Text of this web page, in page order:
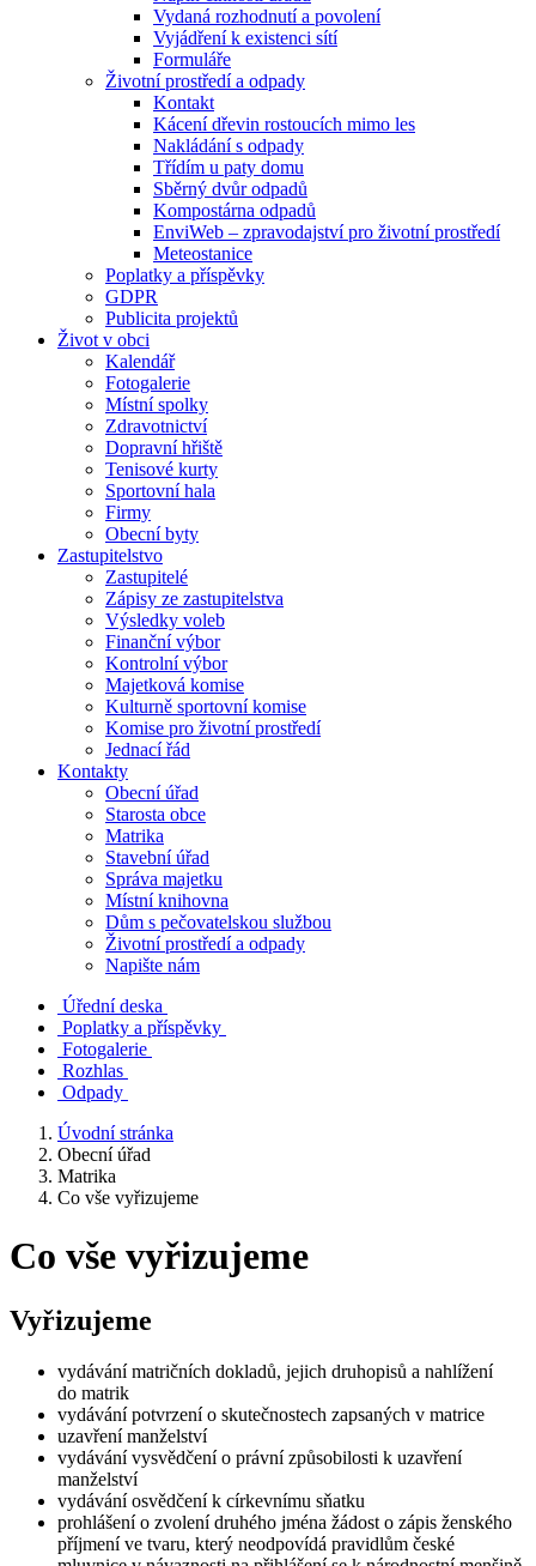
Vydaná rozhodnutí a povolení
Vyjádření k existenci sítí
Formuláře
Životní prostředí a odpady
Kontakt
Kácení dřevin rostoucích mimo les
Nakládání s odpady
Třídím u paty domu
Sběrný dvůr odpadů
Kompostárna odpadů
EnviWeb – zpravodajství pro životní prostředí
Meteostanice
Poplatky a příspěvky
GDPR
Publicita projektů
Život v obci
Kalendář
Fotogalerie
Místní spolky
Zdravotnictví
Dopravní hřiště
Tenisové kurty
Sportovní hala
Firmy
Obecní byty
Zastupitelstvo
Zastupitelé
Zápisy ze zastupitelstva
Výsledky voleb
Finanční výbor
Kontrolní výbor
Majetková komise
Kulturně sportovní komise
Komise pro životní prostředí
Jednací řád
Kontakty
Obecní úřad
Starosta obce
Matrika
Stavební úřad
Správa majetku
Místní knihovna
Dům s pečovatelskou službou
Životní prostředí a odpady
Napište nám
Úřední deska
Poplatky a příspěvky
Fotogalerie
Rozhlas
Odpady
Úvodní stránka
Obecní úřad
Matrika
Co vše vyřizujeme
Co vše vyřizujeme
Vyřizujeme
vydávání matričních dokladů, jejich druhopisů a nahlížení
do matrik
vydávání potvrzení o skutečnostech zapsaných v matrice
uzavření manželství
vydávání vysvědčení o právní způsobilosti k uzavření
manželství
vydávání osvědčení k církevnímu sňatku
prohlášení o zvolení druhého jména žádost o zápis ženského
příjmení ve tvaru, který neodpovídá pravidlům české